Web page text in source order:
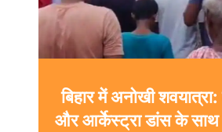
बिहार में अनोखी
और आर्केस्ट्रा डांस के साथ